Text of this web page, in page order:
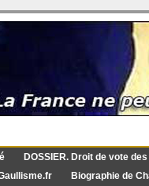
DOSSIER. Droit de vote
Biographie de